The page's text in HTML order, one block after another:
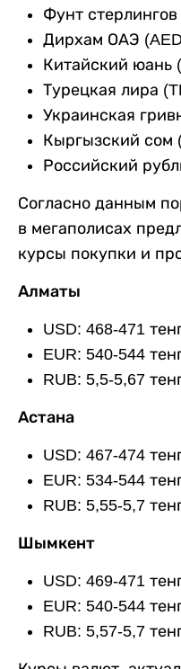
Фунт
Дирхам ОАЭ
Китайский юань
Турецкая лира
Украинская
Кыргызский сом
Российский
Согласно данным
в мегаполисах
курсы покупки и
Алматы
USD: 468-471
EUR: 540-544
RUB: 5,5-5,67
Астана
USD: 467-474
EUR: 534-544
RUB: 5,55-5,7
Шымкент
USD: 469-471
EUR: 540-544
RUB: 5,57-5,7